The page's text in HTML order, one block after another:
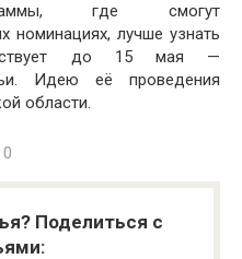
где смогут
номинациях, лучше узнать
до 15 мая —
Идею её проведения
области.
Поделиться с